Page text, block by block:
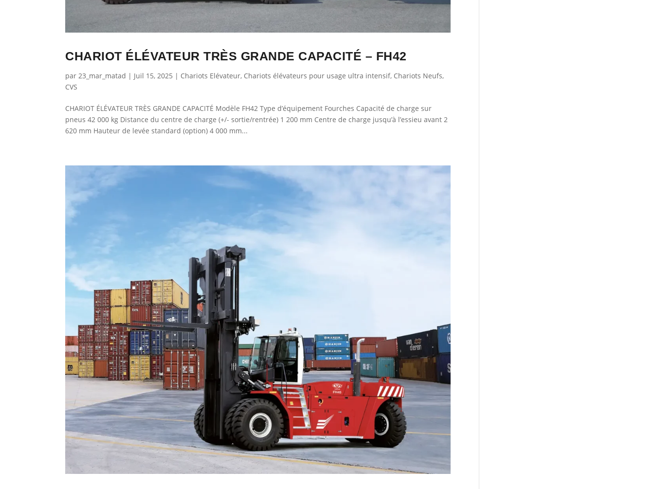
CHARIOT ÉLÉVATEUR TRÈS GRANDE CAPACITÉ – FH42
par23_mar_matad | Juil 15, 2025 | Chariots Elévateur, Chariots élévateurs pour usage ultra intensif, Chariots Neufs,
CVS
CHARIOT ÉLÉVATEUR TRÈS GRANDE CAPACITÉ Modèle FH42 Type d’équipement Fourches Capacité de charge sur
pneus 42 000 kg Distance du centre de charge (+/- sortie/rentrée) 1 200 mm Centre de charge jusqu’à l’essieu avant 2
620 mm Hauteur de levée standard (option) 4 000 mm...